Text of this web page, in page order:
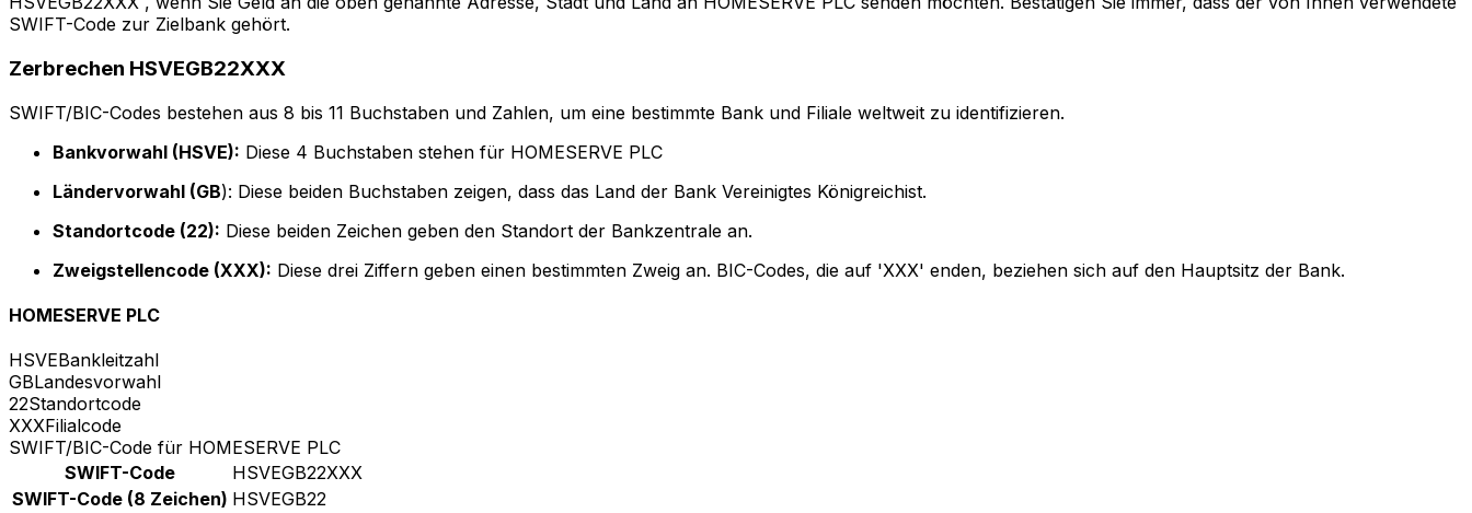
SWIFT-Code zur Zielbank gehört.
Zerbrechen HSVEGB22XXX
SWIFT/BIC-Codes bestehen aus 8 bis 11 Buchstaben und Zahlen, um eine bestimmte Bank und Filiale weltweit zu identifizieren.
Bankvorwahl (HSVE): Diese 4 Buchstaben stehen für HOMESERVE PLC
Ländervorwahl (GB): Diese beiden Buchstaben zeigen, dass das Land der Bank Vereinigtes Königreichist.
Standortcode (22): Diese beiden Zeichen geben den Standort der Bankzentrale an.
Zweigstellencode (XXX): Diese drei Ziffern geben einen bestimmten Zweig an. BIC-Codes, die auf 'XXX' enden, beziehen sich auf den Hauptsitz der Bank.
HOMESERVE PLC
HSVEBankleitzahl
GBLandesvorwahl
22Standortcode
XXXFilialcode
SWIFT/BIC-Code für HOMESERVE PLC
SWIFT-Code
HSVEGB22XXX
SWIFT-Code (8 Zeichen) HSVEGB22